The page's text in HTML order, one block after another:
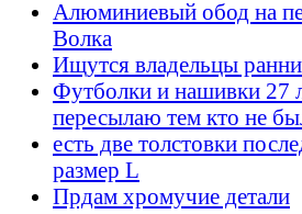
Алюминиевый обод на
Волка
Ищутся владельцы
Футболки и нашивки 27
пересылаю тем кто не
есть две толстовки
размер L
Прдам хромучие детали